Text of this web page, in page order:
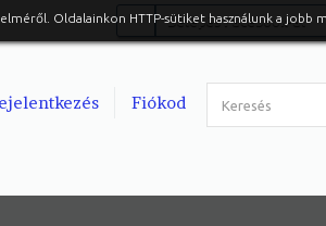
Belépés Facebook-al
Fiókod
Oldalainkon HTTP-sütiket használunk a jobb